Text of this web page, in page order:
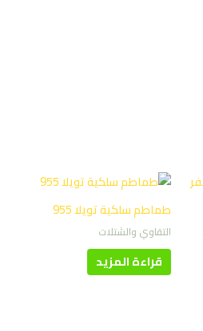
طماطم سلكية تويلا 955
التقاوي والشتلات
قراءة المزيد